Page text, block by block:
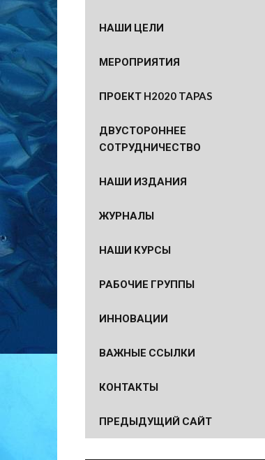
НАШИ ЦЕЛИ
МЕРОПРИЯТИЯ
ПРОЕКТ H2020 TAPAS
ДВУСТОРОННЕЕ
СОТРУДНИЧЕСТВО
НАШИ ИЗДАНИЯ
ЖУРНАЛЫ
НАШИ КУРСЫ
РАБОЧИЕ ГРУППЫ
ИННОВАЦИИ
ВАЖНЫЕ ССЫЛКИ
КОНТАКТЫ
ПРЕДЫДУЩИЙ САЙТ